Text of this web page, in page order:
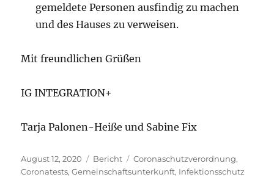
gemeldete Personen ausfindig zu machen
und des Hauses zu verweisen.
Mit freundlichen Grüßen
IG INTEGRATION+
Tarja Palonen-Heiße und Sabine Fix
Veröffentlicht
am
August 12, 2020 Kategorien
Bericht Schlagwörter
Coronaschutzverordnung,
Coronatests,Gemeinschaftsunterkunft, Infektionsschutz